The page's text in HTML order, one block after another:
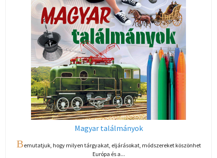
Magyar találmányok
Bemutatjuk, hogy milyen tárgyakat, eljárásokat, módszereket köszönhet
Európa és a...